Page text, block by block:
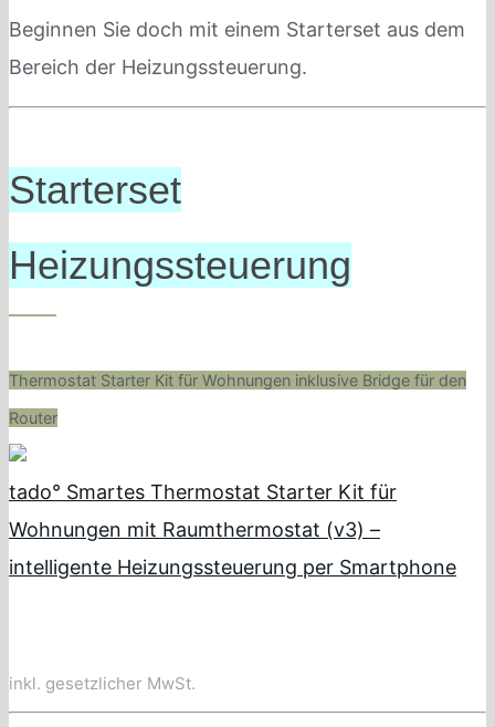
Beginnen Sie doch mit einem Starterset aus dem
Bereich der Heizungssteuerung.
Starterset
Heizungssteuerung
Thermostat Starter Kit für Wohnungen inklusive Bridge für den
Router
tado° Smartes Thermostat Starter Kit für
Wohnungen mit Raumthermostat (v3) –
intelligente Heizungssteuerung per Smartphone
inkl. gesetzlicher MwSt.